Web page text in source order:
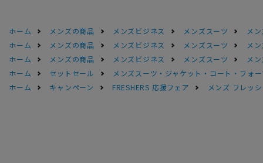
ホーム メンズの商品 メンズビジネス メンズスーツ
メ
ホーム
メンズの商品 メンズビジネス メンズスーツ
メ
ホーム
メンズの商品 メンズビジネス メンズスーツ
メ
ホーム
セットセール
メンズスーツ・ジャケット・コート・フォ
ホーム
キャンペーン FRESHERS 応援フェア メンズ フレッ